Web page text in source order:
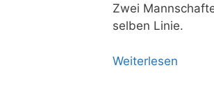
Zwei
sel­ben Linie.
Wei­ter­le­sen